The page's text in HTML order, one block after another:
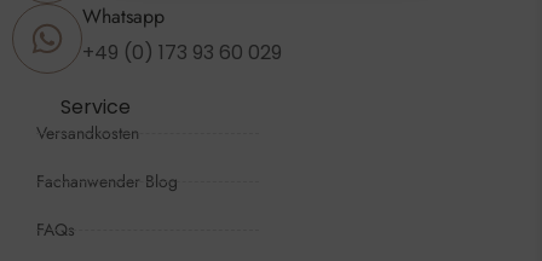
Whatsapp
+49 (0) 173 93 60 029
Service
Versandkosten
Fachanwender Blog
FAQs